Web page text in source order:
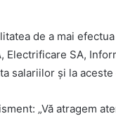
de a mai
Electrificare SA,
salariilor și la aceste
„Vă atragem